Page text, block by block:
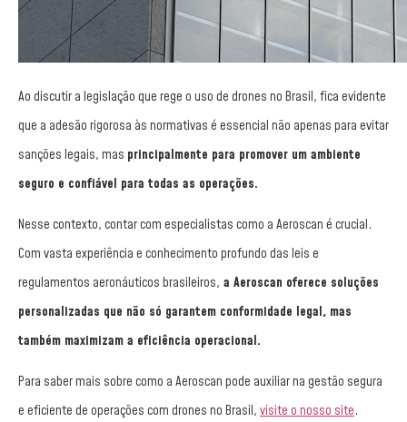
Ao discutir a legislação que rege o uso de drones no Brasil, fica evidente
que a adesão rigorosa às normativas é essencial não apenas para evitar
sanções legais, mas principalmente para promover um ambiente
seguro e confiável para todas as operações.
Nesse contexto, contar com especialistas como a Aeroscan é crucial.
Com vasta experiência e conhecimento profundo das leis e
regulamentos aeronáuticos brasileiros, a Aeroscan oferece soluções
personalizadas que não só garantem conformidade legal, mas
também maximizam a eficiência operacional.
Para saber mais sobre como a Aeroscan pode auxiliar na gestão segura
e eficiente de operações com drones no Brasil,visite o nosso site.